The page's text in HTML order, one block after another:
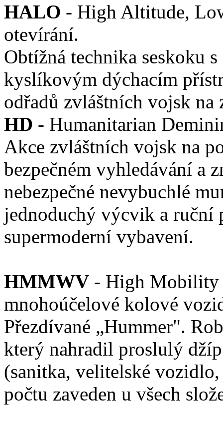
HALO - High Altitude,
otevírání.
Obtížná technika seskoku
kyslíkovým dýchacím
odřadů zvláštních vojsk na
HD - Humanitarian
Akce zvláštních vojsk na
bezpečném vyhledávání a
nebezpečné nevybuchlé
jednoduchý výcvik a ruční
supermoderní vybavení.
HMMWV - High Mobility
mnohoúčelové kolové
Přezdívané „Hummer".
který nahradil proslulý
(sanitka, velitelské
počtu zaveden u všech